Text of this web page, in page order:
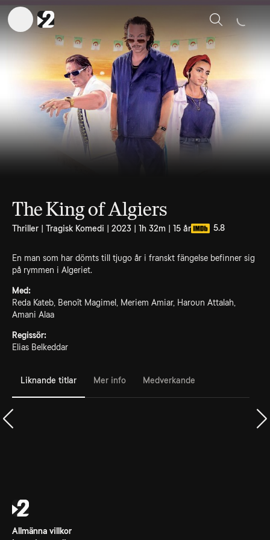
Sök
The King of Algiers
Thriller | Tragisk Komedi | 2023 | 1h 32m | 15 år 5.8
En man som har dömts till tjugo år i franskt fängelse befinner sig
på rymmen i Algeriet.
Med:
Reda Kateb, Benoît Magimel, Meriem Amiar, Haroun Attalah,
Amani Alaa
Regissör:
Elias Belkeddar
Liknande titlar Mer info Medverkande
Allmänna villkor